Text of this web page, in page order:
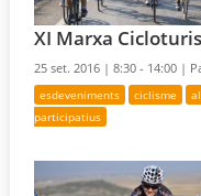
XI Marxa
25 set. 2016 |8:30 - 14:00 |
esdeveniments ciclisme
participatius